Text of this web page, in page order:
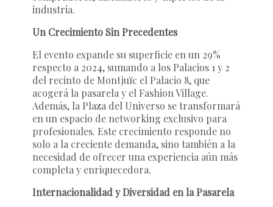
industria.
Un Crecimiento Sin Precedentes
El evento expande su superficie en un 29%
respecto a 2024, sumando a los Palacios 1 y 2
del recinto de Montjuïc el Palacio 8, que
acogerá la pasarela y el Fashion Village.
Además, la Plaza del Universo se transformará
en un espacio de networking exclusivo para
profesionales. Este crecimiento responde no
solo a la creciente demanda, sino también a la
necesidad de ofrecer una experiencia aún más
completa y enriquecedora.
Internacionalidad y Diversidad en la Pasarela